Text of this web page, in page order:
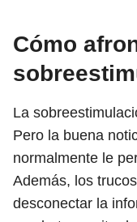
Cómo
La
Pero la buena
normalmente le
Además, los
desconectar la